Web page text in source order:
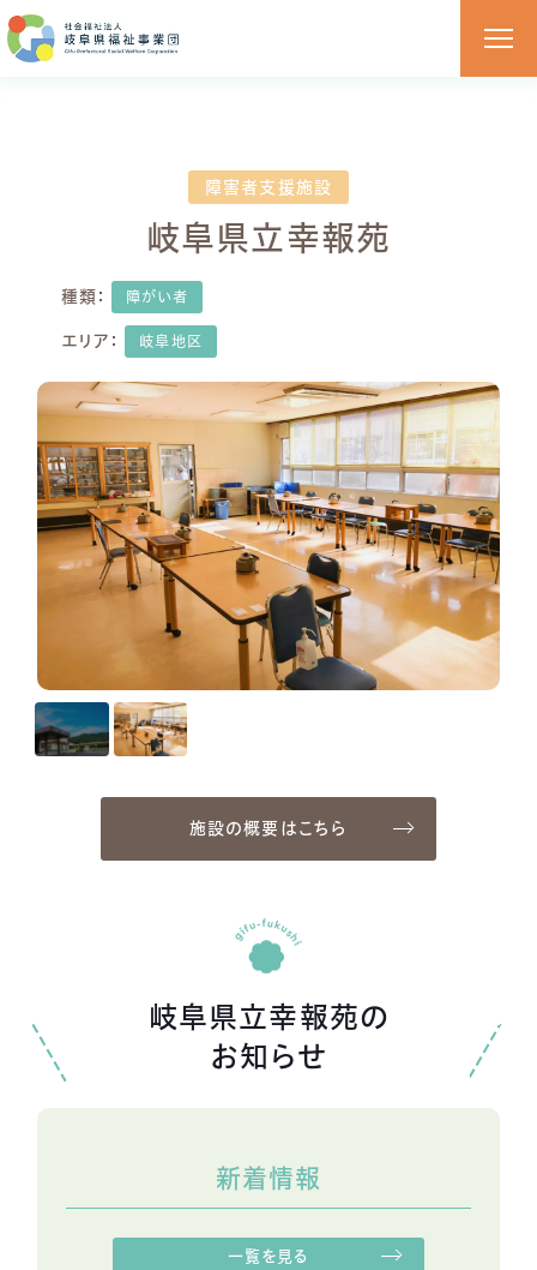
障害者支援施設
岐阜県立幸報苑
種類： 障がい者
エリア： 岐阜地区
施設の概要はこちら
岐阜県立幸報苑の
お知らせ
新着情報
一覧を見る